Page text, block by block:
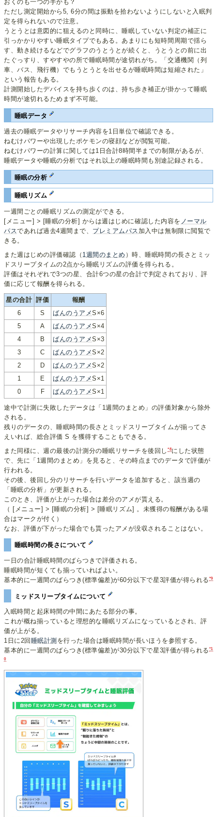
おくのも一つの手かも？
ただし測定開始から5, 6分の間は振動を拾わないようにしないと入眠判
定を得られないので注意。
うとうとは意図的に狙えるのと同時に、睡眠していない判定の補正に
引っかかりやすい睡眠タイプでもある。あまりにも短時間周期で揺ら
す、動き続けるなどでグラフのうとうとが続くと、うとうとの前に出
たぐっすり、すやすやの所で睡眠時間が途切れがち。「交通機関（列
車、バス、飛行機）でもうとうとを出せるが睡眠時間は短縮された」
という報告もある。
計測開始したデバイスを持ち歩くのは、持ち歩き補正が掛かって睡眠
時間が途切れるためまず不可能。
睡眠データ
過去の睡眠データやリサーチ内容を1日単位で確認できる。
ねむけパワーや出現したポケモンの寝顔などが閲覧可能。
ねむけパワーの計算に関しては1日合計8時間半までの制限があるが、
睡眠データや睡眠の分析ではそれ以上の睡眠時間も別途記録される。
睡眠の分析
睡眠リズム
一週間ごとの睡眠リズムの測定ができる。
[メニュー] > [睡眠の分析] からは週はじめに確認した内容を ノーマル
パスであれば過去4週間まで、 プレミアムパス 加入中は無制限に閲覧で
きる。
また週はじめの評価確認（ 1週間のまとめ ）時、睡眠時間の長さとミッ
ドスリープタイムの2点から睡眠リズムの評価を得られる。
評価はそれぞれで3つの星、合計6つの星の合計で判定されており、評
価に応じて報酬を得られる。
星の合計 評価
報酬
6
S ばんのうアメS×6
5
A ばんのうアメS×4
4
B ばんのうアメS×3
3
C ばんのうアメS×2
2
D ばんのうアメS×2
1
E ばんのうアメS×1
0
F ばんのうアメS×1
途中で計測に失敗したデータは「1週間のまとめ」の評価対象から除外
される。
残りのデータの、睡眠時間の長さとミッドスリープタイムが揃ってさ
えいれば、総合評価 S を獲得することもできる。
また同様に、週の最後の計測分の睡眠リサーチを後回し*8にした状態
で、先に「1週間のまとめ」を見ると、その時点までのデータで評価が
行われる。
その後、後回し分のリサーチを行いデータを追加すると、該当週の
「睡眠の分析」が更新される。
このとき、評価が上がった場合は差分のアメが貰える。
（ [メニュー] > [睡眠の分析] > [睡眠リズム] 。未獲得の報酬がある場
合はマークが付く）
なお、評価が下がった場合でも貰ったアメが没収されることはない。
睡眠時間の長さについて
一日の合計睡眠時間のばらつきで評価される。
睡眠時間が短くても揃っていればよい。
基本的に一週間のばらつき(標準偏差)が60分以下で星3評価が得られる *9
ミッドスリープタイムについて
入眠時間と起床時間の中間にあたる部分の事。
これが概ね揃っていると理想的な睡眠リズムになっているとされ、評
価が上がる。
1日に2回 睡眠計測 を行った場合は睡眠時間が長いほうを参照する。
基本的に一週間のばらつき(標準偏差)が30分以下で星3評価が得られる *1
0